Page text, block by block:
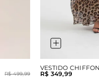
R$ 499,99
VESTIDO
R$ 349,99